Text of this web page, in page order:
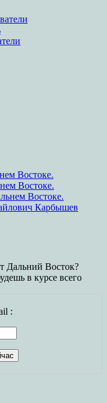
Востоке.
Востоке.
Востоке.
Карбышев
Дальний Восток?
в курсе всего
: